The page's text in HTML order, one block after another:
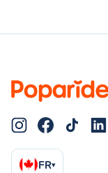
FR▾